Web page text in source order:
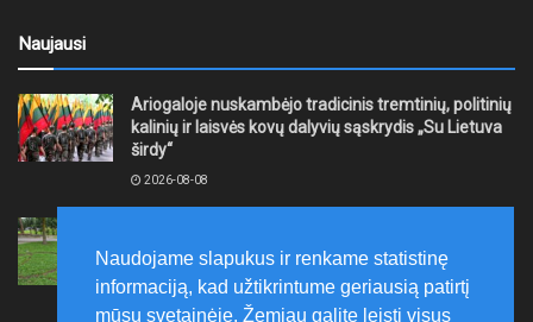
Naujausi
Ariogaloje nuskambėjo tradicinis tremtinių, politinių
kalinių ir laisvės kovų dalyvių sąskrydis „Su Lietuva
širdy“
2026-08-08
laikytis Kelių eismo taisyklių, tausoti aplinką
2026-08-08
Naudojame slapukus ir renkame statistinę
informaciją, kad užtikrintume geriausią patirtį
mūsų svetainėje. Žemiau galite leisti visus